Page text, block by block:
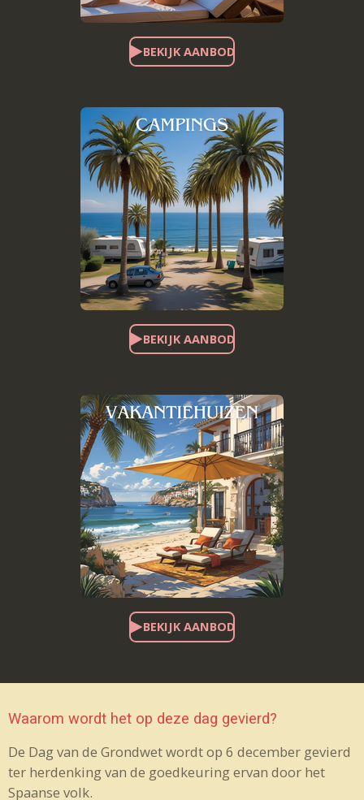
BEKIJK AANBOD
BEKIJK AANBOD
BEKIJK AANBOD
Waarom wordt het op deze dag gevierd?
De Dag van de Grondwet wordt op 6 december gevierd
ter herdenking van de goedkeuring ervan door het
Spaanse volk.